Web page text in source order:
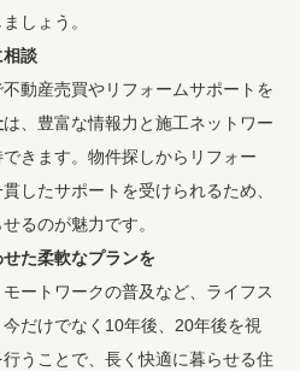
しょう。
相談
動産売買やリフォームサポートを
は、豊富な情報力と施工ネットワー
きます。物件探しからリフォー
したサポートを受けられるため、
るのが魅力です。
た柔軟なプランを
ートワークの普及など、ライフス
だけでなく10年後、20年後を視
うことで、長く快適に暮らせる住